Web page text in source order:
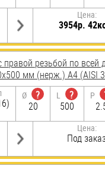
Цена:
3954р.
резьбой по всей
мм (нерж.) A4 (AISI
Ø
?
20
L
?
500
P
Цена:
Под